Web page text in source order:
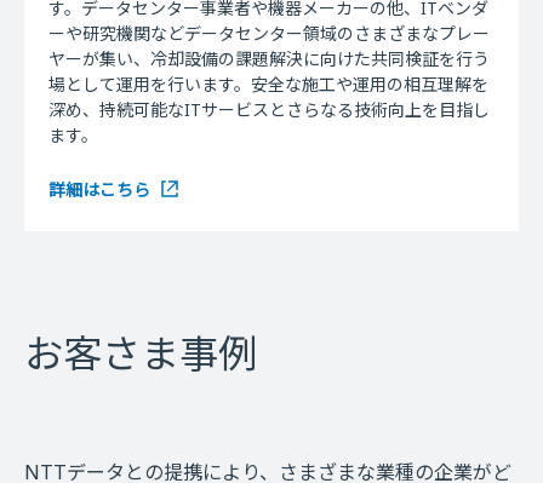
す。データセンター事業者や機器メーカーの他、ITベンダ
ーや研究機関などデータセンター領域のさまざまなプレー
ヤーが集い、冷却設備の課題解決に向けた共同検証を行う
場として運用を行います。安全な施工や運用の相互理解を
深め、持続可能なITサービスとさらなる技術向上を目指し
ます。
詳細はこちら
お客さま事例
NTTデータとの提携により、さまざまな業種の企業がど